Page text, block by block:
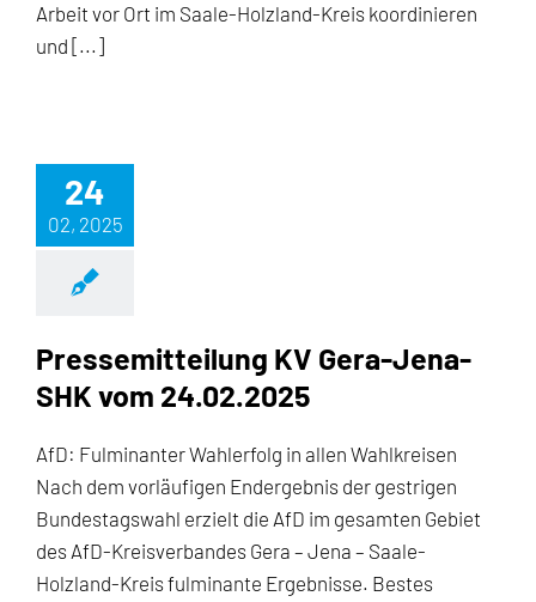
Arbeit vor Ort im Saale-Holzland-Kreis koordinieren
und [...]
24
02, 2025
Pressemitteilung KV Gera-Jena-
SHK vom 24.02.2025
AfD: Fulminanter Wahlerfolg in allen Wahlkreisen
Nach dem vorläufigen Endergebnis der gestrigen
Bundestagswahl erzielt die AfD im gesamten Gebiet
des AfD-Kreisverbandes Gera – Jena – Saale-
Holzland-Kreis fulminante Ergebnisse. Bestes